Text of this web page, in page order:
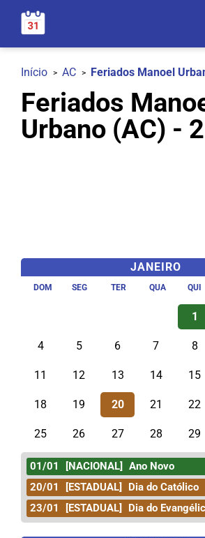
Início AC Feriados Manoel
Feriados
Urbano (AC) -
JANEIRO
DOM SEG TER QUA QUI
1
4 5 6 7 8
11 12 13 14 15
18 19 20 21 22
25 26 27 28 29
01/01 [NACIONAL]
Ano Novo
20/01
[ESTADUAL]
Dia do Católico
23/01
[ESTADUAL] Dia do